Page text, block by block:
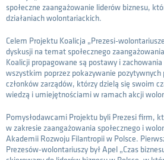
społeczne zaangażowanie liderów biznesu,
działaniach wolontariackich.
Celem Projektu Koalicja „Prezesi-
dyskusji na temat społecznego
Koalicji propagowane są postawy i zachowania
wszystkim poprzez pokazywanie pozytywnych
członków zarządów, którzy dzielą się swoim
wiedzą i umiejętnościami w ramach akcji
Pomysłodawcami Projektu byli Prezesi firm,
w zakresie zaangażowania społecznego i
Akademii Rozwoju Filantropii w Polsce.
Prezesów-wolontariuszy był Apel „Czas